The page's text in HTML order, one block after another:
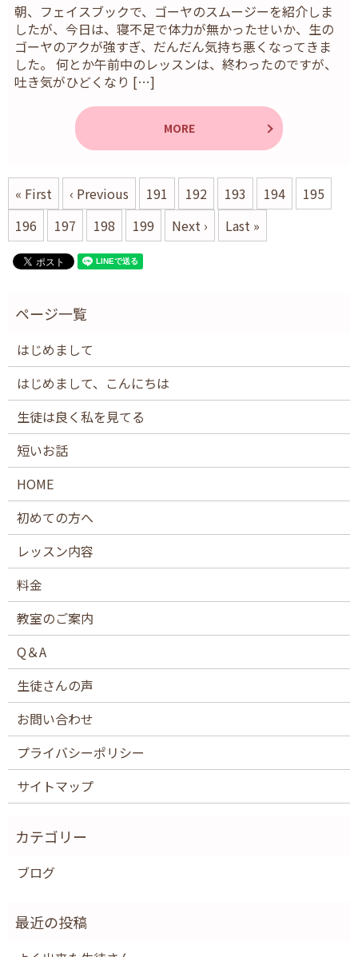
朝、フェイスブックで、ゴーヤのスムージーを紹介しま
したが、今日は、寝不足で体力が無かったせいか、生の
ゴーヤのアクが強すぎ、だんだん気持ち悪くなってきま
した。 何とか午前中のレッスンは、終わったのですが、
吐き気がひどくなり […]
MORE
« First ‹ Previous 191 192 193 194
195
196
197 198 199 Next › Last »
はじめまして
はじめまして、こんにちは
生徒は良く私を見てる
短いお話
HOME
初めての方へ
レッスン内容
料金
教室のご案内
Q＆A
生徒さんの声
お問い合わせ
プライバシーポリシー
サイトマップ
ブログ